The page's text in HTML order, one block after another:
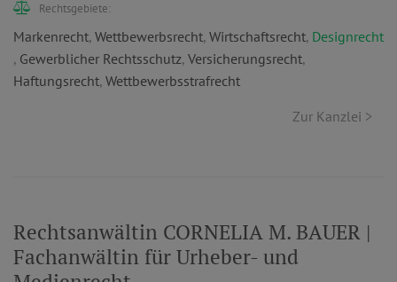
Rechtsgebiete:
Markenrecht, Wettbewerbsrecht, Wirtschaftsrecht, Designrecht
, Gewerblicher Rechtsschutz, Versicherungsrecht,
Haftungsrecht, Wettbewerbsstrafrecht
Zur Kanzlei >
Rechtsanwältin CORNELIA M. BAUER |
Fachanwältin für Urheber- und